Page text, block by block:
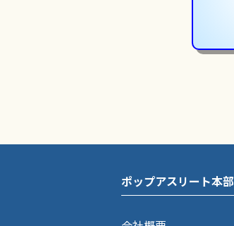
ポップアスリート本部